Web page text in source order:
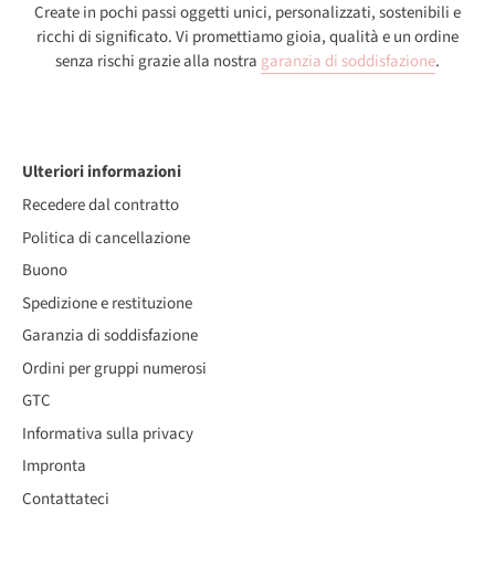
Create in pochi passi oggetti unici, personalizzati, sostenibili e
ricchi di significato. Vi promettiamo gioia, qualità e un ordine
senza rischi grazie alla nostra garanzia di soddisfazione.
Ulteriori informazioni
Recedere dal contratto
Politica di cancellazione
Buono
Spedizione e restituzione
Garanzia di soddisfazione
Ordini per gruppi numerosi
GTC
Informativa sulla privacy
Impronta
Contattateci